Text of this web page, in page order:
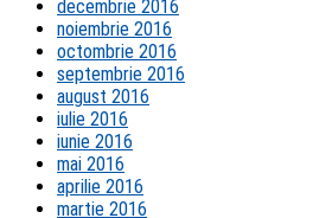
decembrie 2016
noiembrie 2016
octombrie 2016
septembrie 2016
august 2016
iulie 2016
iunie 2016
mai 2016
aprilie 2016
martie 2016